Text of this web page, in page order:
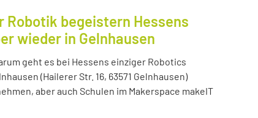
Robotik begeistern Hessens
wieder in Gelnhausen
geht es bei Hessens einziger Robotics
(Hailerer Str. 16, 63571 Gelnhausen)
aber auch Schulen im Makerspace makeIT